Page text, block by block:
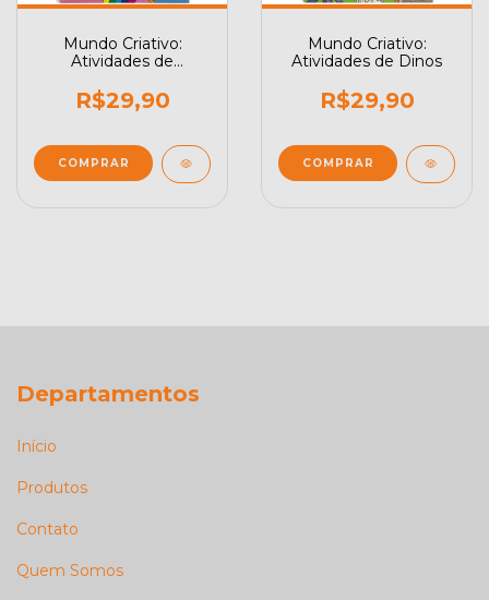
Mundo Criativo:
Atividades de
R$29,90
Mundo Criativo:
Atividades de Dinos
R$29,90
Departamentos
Início
Produtos
Contato
Quem Somos